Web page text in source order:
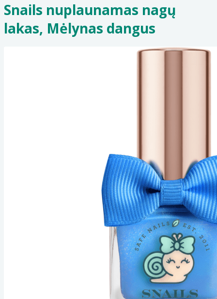
Snails nuplaunamas nagų
lakas, Mėlynas dangus